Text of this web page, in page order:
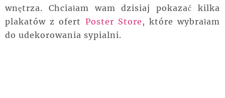
wnętrza. Chciałam wam dzisiaj pokazać kilka
plakatów z ofert Poster Store , które wybrałam
do udekorowania sypialni.